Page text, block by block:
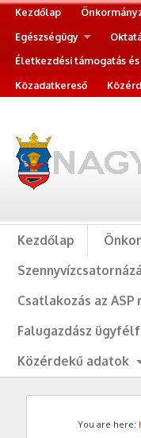
Kezdőlap
Egészségügy
Életkezdési támogatás
Közadatkereső
Kezdőlap
Csatlakozás az ASP
Falugazdász
Közérdekű adatok
You are here: